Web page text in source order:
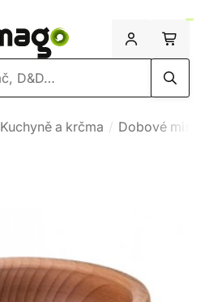
Kuchyně a krčma Dobové misky